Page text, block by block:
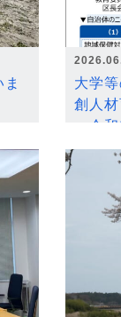
大学
創人
～令